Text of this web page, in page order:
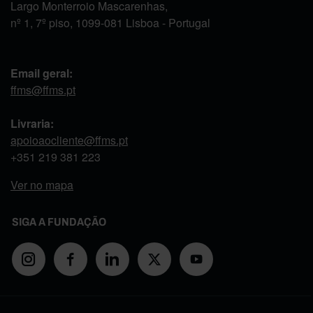
Largo Monterroio Mascarenhas,
nº 1, 7º piso, 1099-081 Lisboa - Portugal
Email geral:
ffms@ffms.pt
Livraria:
apoioaocliente@ffms.pt
+351 219 381 223
Ver no mapa
SIGA A FUNDAÇÃO